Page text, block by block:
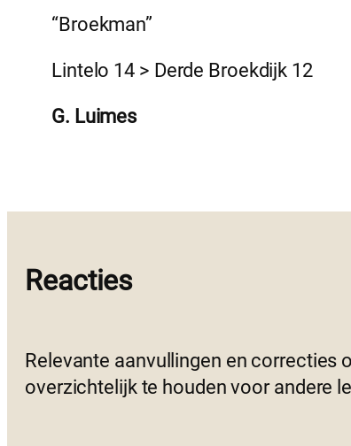
“Broekman”
Lintelo 14 > Derde Broekdijk 12
G. Luimes
Reacties
Relevante aanvullingen en correcties
overzichtelijk te houden voor andere